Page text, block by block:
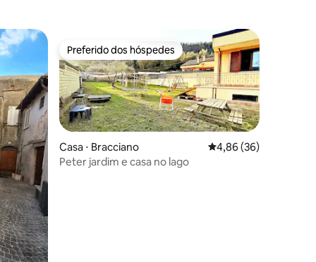
hóspedes Preferido dos hóspedes
Preferido dos hóspedes
Casa ⋅ Bracciano 4,86 de uma
4,86 (36)
Peter jardim e casa no lago